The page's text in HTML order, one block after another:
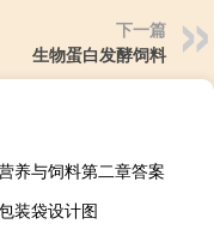
下一篇
生物蛋白发酵饲料
养与饲料第二章答案
装袋设计图